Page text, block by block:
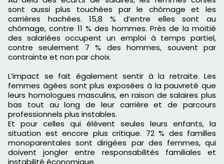
sont aussi plus touchées par le chômage et les
carrières hachées. 15,8 % d’entre elles sont au
chômage, contre 11 % des hommes. Près de la moitié
des salariées occupent un emploi à temps partiel,
contre seulement 7 % des hommes, souvent par
contrainte et non par choix.
L’impact se fait également sentir à la retraite. Les
femmes âgées sont plus exposées à la pauvreté que
leurs homologues masculins, en raison de salaires plus
bas tout au long de leur carrière et de parcours
professionnels plus instables.
Et pour celles qui élèvent seules leurs enfants, la
situation est encore plus critique. 72 % des familles
monoparentales sont dirigées par des femmes, qui
doivent jongler entre responsabilités familiales et
instabilité économique.